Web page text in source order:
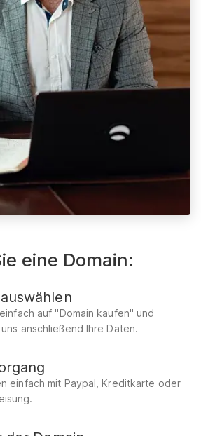
eine Domain:
auf "Domain kaufen" und
anschließend Ihre Daten.
einfach mit Paypal, Kreditkarte oder